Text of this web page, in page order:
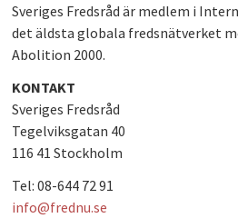
Sveriges Fredsråd är medlem i
det äldsta globala fredsnätverket
Abolition 2000.
KONTAKT
Sveriges Fredsråd
Tegelviksgatan 40
116 41 Stockholm
Tel: 08-644 72 91
info@frednu.se